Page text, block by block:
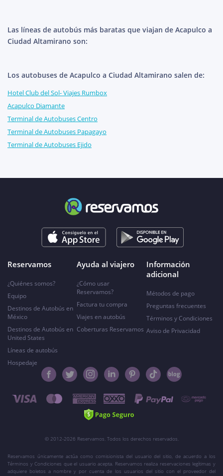
Las líneas de autobús más baratas que viajan de Acapulco a
Ciudad Altamirano son:
Los autobuses de Acapulco a Ciudad Altamirano salen de:
Hotel Club del Sol- Viajes Rumbox
Acapulco Diamante
Terminal de Autobuses Centro
Terminal de Autobuses Papagayo
Terminal de Autobuses Ejido
Reservamos
¿Quiénes somos?
Equipo
Destinos de Autobús en
México
Destinos de Autobús en
United States
Líneas de autobús
Hospedaje
Ayuda al viajero
¿Cómo usar
Reservamos?
Factura tu compra
Viajes en autobús
Coberturas Reservamos
Información
adicional
Métodos de pago
Preguntas frecuentes
Términos y Condiciones
Aviso de Privacidad
© 2012-2026 Reservamos. Todos los derechos reservados.
Reservamos únicamente actúa como comisionista del usuario del sitio, de acuerdo a los
Términos y Condiciones que el usuario acepta. Reservamos realiza reservaciones legítimas y
adquiere boletos a nombre y por cuenta de los usuarios del sitio con el proveedor del